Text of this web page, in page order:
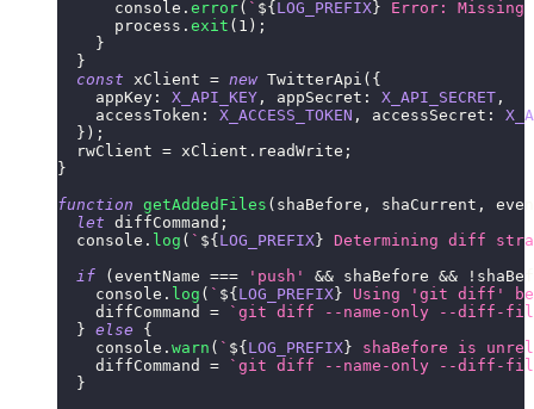
console . error( ` ${ LOG_PREFIX } Error: Missing
      process
. exit ( 1 ) ;
}
}
const xClient = new TwitterApi ( {
appKey : X_API_KEY , appSecret : X_API_SECRET ,
accessToken : X_ACCESS_TOKEN , accessSecret :
} ) ;
  rwClient
= xClient . readWrite ;
}
function getAddedFiles ( shaBefore , shaCurrent ,
let diffCommand ;
console . log ( ` ${ LOG_PREFIX } Determining diff
if
( eventName === 'push' && shaBefore && !
console . log ( ` ${ LOG_PREFIX } Using 'git diff'
    diffCommand
= ` git diff --name-only --diff-
} else
{
console . warn ( ` ${ LOG_PREFIX } shaBefore is
    diffCommand
= ` git diff --name-only --diff-
}